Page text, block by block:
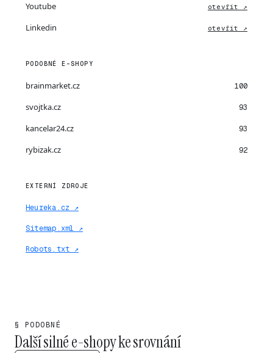
Youtube otevřít ↗
Linkedin otevřít ↗
PODOBNÉ E-SHOPY
brainmarket.cz 100
svojtka.cz 93
kancelar24.cz 93
rybizak.cz 92
EXTERNÍ ZDROJE
Heureka.cz ↗
Sitemap.xml ↗
Robots.txt ↗
§ PODOBNÉ
Další silné e-shopy ke srovnání